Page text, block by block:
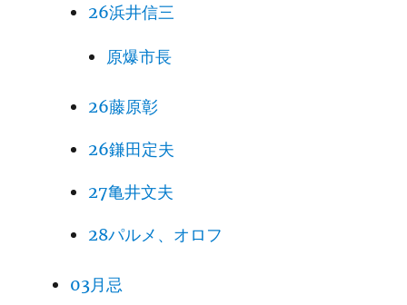
26浜井信三
原爆市長
26藤原彰
26鎌田定夫
27亀井文夫
28パルメ、オロフ
03月忌